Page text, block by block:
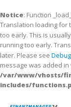
Notice: Function
Translation loading for
too early. This is
running too early.
later. Please see
message was added in
/var/www/vhosts/
includes/